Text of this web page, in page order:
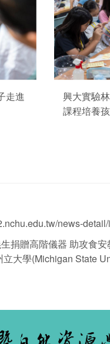
走進
興大實驗
課程培養
news-
捐贈高階儀器 助攻食
大學(Michigan State